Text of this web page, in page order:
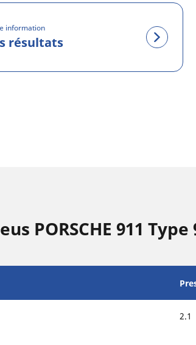
information
résultats
PORSCHE 911 Type
2.1